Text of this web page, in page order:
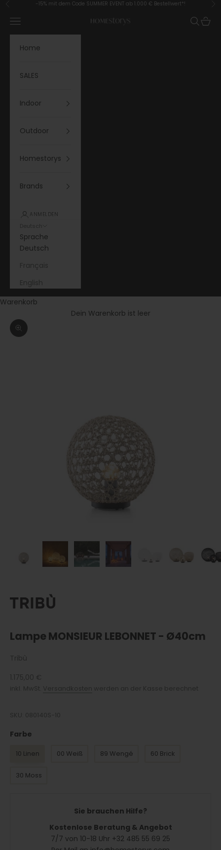
Zum Inhalt springen
Zurück -15% mit dem Code SUMMER EVENT ab 1.000 € Bestellwert*! Vor
Homestorys
Menü Suchen
Home
SALES
Indoor
Outdoor
Homestorys
Brands
ANMELDEN
Deutsch
Sprache
Deutsch
Français
English
Warenkorb
Dein Warenkorb ist leer
Bild vergrößern
Lampe MONSIEUR LEBONNET - Ø40cm
Tribù
Angebot
1.175,00 €
inkl. MwSt. Versandkosten werden an der Kasse berechnet
SKU: 080140S-10
Farbe
10 Linen 00 Weiß 89 Wengé 60 Brick
30 Moss
Sie brauchen Hilfe?
Kostenlose Beratung & Angebot
7/7 von 10-18 Uhr +32 485 55 69 25